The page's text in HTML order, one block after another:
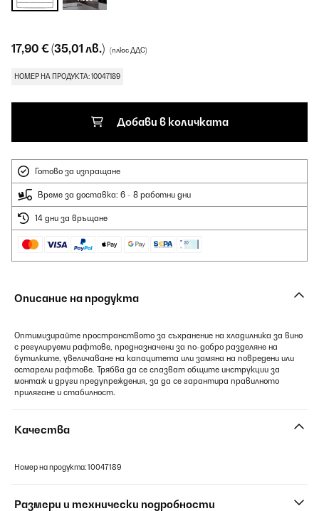
17,90 €(35,01 лв.) (плюс ДДС)
НОМЕР НА ПРОДУКТА: 10047189
Добави в количката
Готово за изпращане
Време за доставка: 6 - 8 работни дни
14 дни за връщане
Описание на продукта
Оптимизирайте пространството за съхранение на хладилника за вино
с регулируеми рафтове, предназначени за по-добро разделяне на
бутилките, увеличаване на капацитета или замяна на повредени или
остарели рафтове. Трябва да се спазват общите инструкции за
монтаж и други предупреждения, за да се гарантира правилното
прилягане и стабилност.
Качества
Номер на продукта: 10047189
Размери и технически подробности